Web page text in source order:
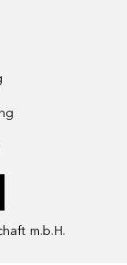
m.b.H.